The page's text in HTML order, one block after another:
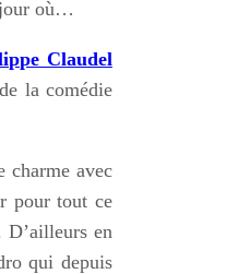
jour où…
Claudel
la comédie
charme avec
pour tout ce
en
qui depuis